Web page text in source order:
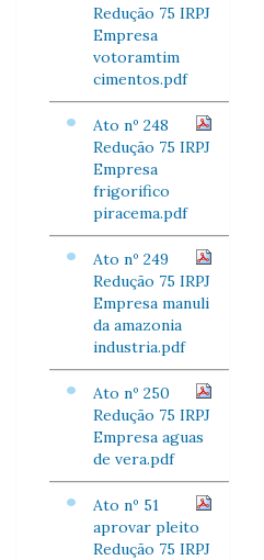
Redução 75 IRPJ
Empresa
votoramtim
cimentos.pdf
Ato nº 248
Redução 75 IRPJ
Empresa
frigorifico
piracema.pdf
Ato nº 249
Redução 75 IRPJ
Empresa manuli
da amazonia
industria.pdf
Ato nº 250
Redução 75 IRPJ
Empresa aguas
de vera.pdf
Ato nº 51
aprovar pleito
Redução 75 IRPJ